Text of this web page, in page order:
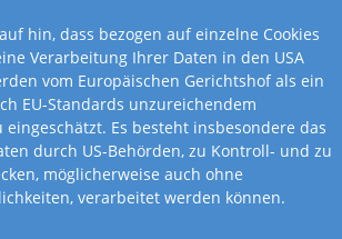
hin, dass bezogen auf einzelne Cookies
Verarbeitung Ihrer Daten in den USA
vom Europäischen Gerichtshof als ein
EU-Standards unzureichendem
eingeschätzt. Es besteht insbesondere das
durch US-Behörden, zu Kontroll- und zu
möglicherweise auch ohne
verarbeitet werden können.